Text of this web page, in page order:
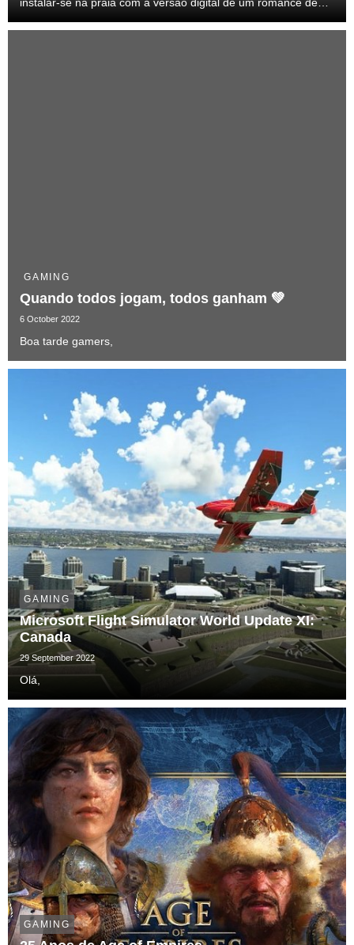
GAMING
Quando todos jogam, todos ganham 💚
6 October 2022
Boa tarde gamers,
GAMING
Microsoft Flight Simulator World Update XI:
Canada
29 September 2022
Olá,
GAMING